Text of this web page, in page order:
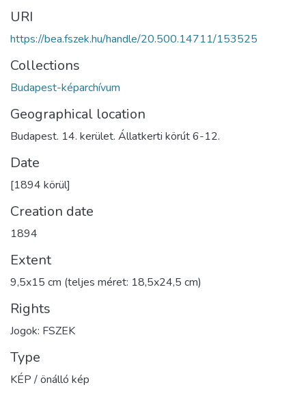
URI
https://bea.fszek.hu/handle/20.500.14711/153525
Collections
Budapest-képarchívum
Geographical location
Budapest. 14. kerület. Állatkerti körút 6-12.
Date
[1894 körül]
Creation date
1894
Extent
9,5x15 cm (teljes méret: 18,5x24,5 cm)
Rights
Jogok: FSZEK
Type
KÉP / önálló kép